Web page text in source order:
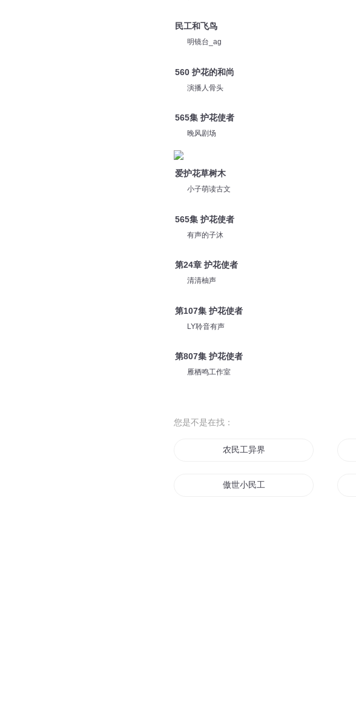
民工和飞鸟
明镜台_ag
560 护花的和尚
演播人骨头
565集 护花使者
晚风剧场
爱护花草树木
小子萌读古文
565集 护花使者
有声的子沐
第24章 护花使者
清清柚声
第107集 护花使者
LY聆音有声
第807集 护花使者
雁栖鸣工作室
您是不是在找：
农民工异界游
傲世小民工